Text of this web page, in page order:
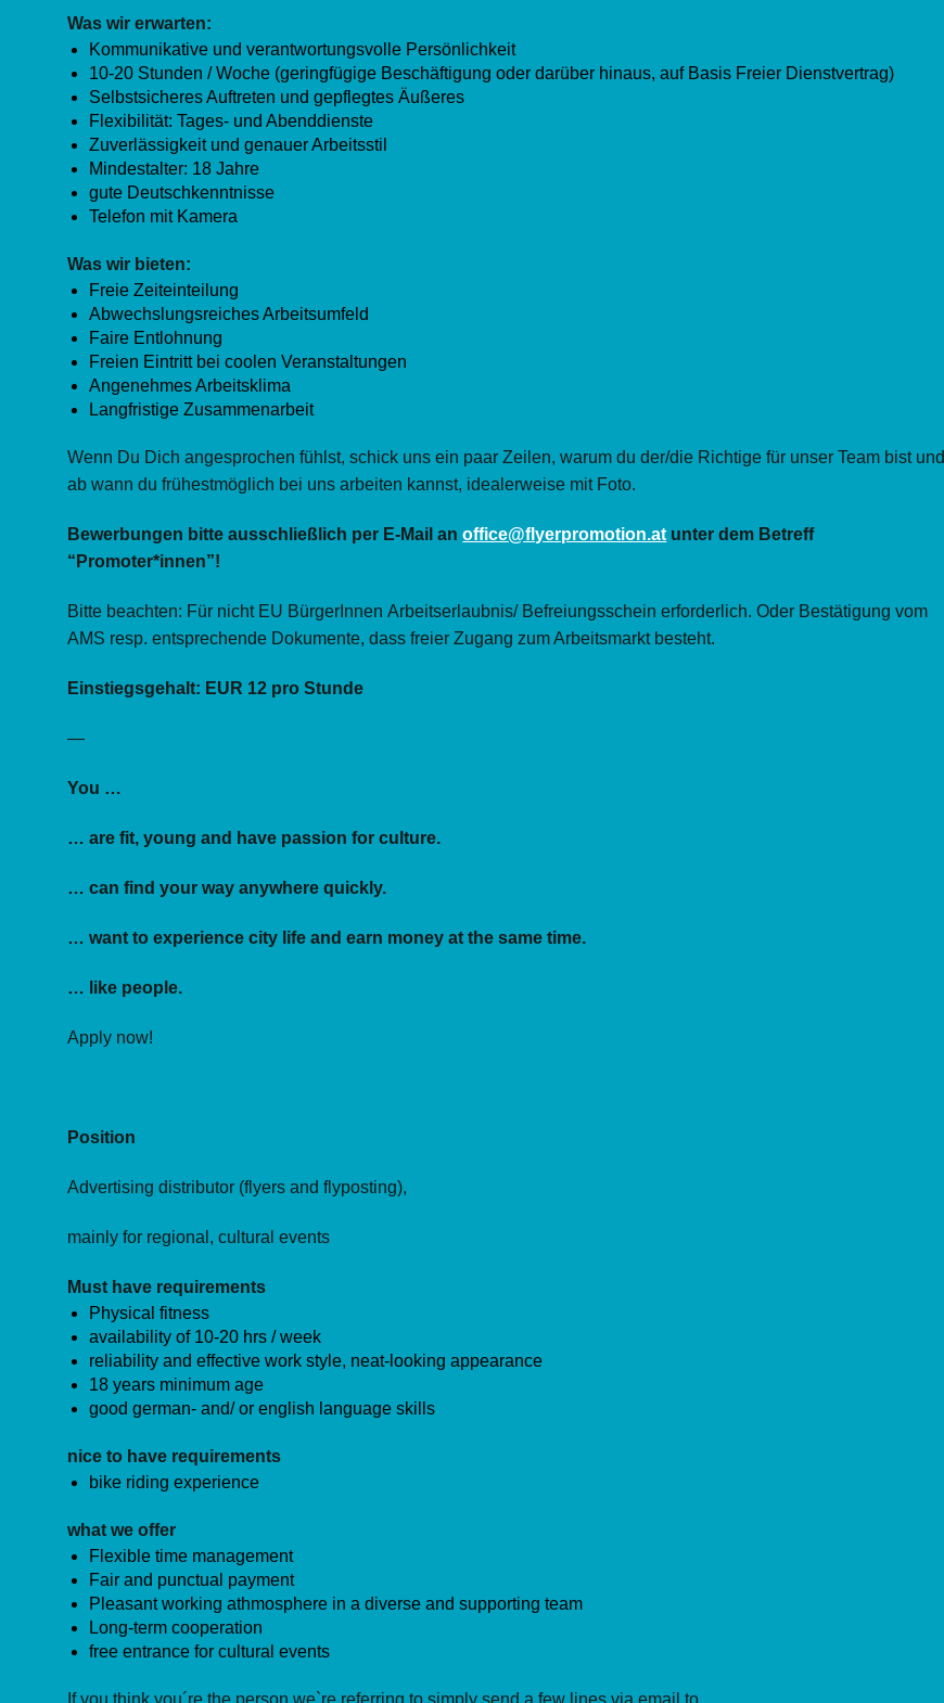
Was wir erwarten:
Kommunikative und verantwortungsvolle Persönlichkeit
10-20 Stunden / Woche (geringfügige Beschäftigung oder darüber hinaus, auf Basis Freier Dienstvertrag)
Selbstsicheres Auftreten und gepflegtes Äußeres
Flexibilität: Tages- und Abenddienste
Zuverlässigkeit und genauer Arbeitsstil
Mindestalter: 18 Jahre
gute Deutschkenntnisse
Telefon mit Kamera
Was wir bieten:
Freie Zeiteinteilung
Abwechslungsreiches Arbeitsumfeld
Faire Entlohnung
Freien Eintritt bei coolen Veranstaltungen
Angenehmes Arbeitsklima
Langfristige Zusammenarbeit
Wenn Du Dich angesprochen fühlst, schick uns ein paar Zeilen, warum du der/die Richtige für unser Team bist und
ab wann du frühestmöglich bei uns arbeiten kannst, idealerweise mit Foto.
Bewerbungen bitte ausschließlich per E-Mail anoffice@flyerpromotion.at unter dem Betreff
“Promoter*innen”!
Bitte beachten: Für nicht EU BürgerInnen Arbeitserlaubnis/ Befreiungsschein erforderlich. Oder Bestätigung vom
AMS resp. entsprechende Dokumente, dass freier Zugang zum Arbeitsmarkt besteht.
Einstiegsgehalt: EUR 12 pro Stunde
—
You …
… are fit, young and have passion for culture.
… can find your way anywhere quickly.
… want to experience city life and earn money at the same time.
… like people.
Apply now!
Position
Advertising distributor (flyers and flyposting),
mainly for regional, cultural events
Must have requirements
Physical fitness
availability of 10-20 hrs / week
reliability and effective work style, neat-looking appearance
18 years minimum age
good german- and/ or english language skills
nice to have requirements
bike riding experience
what we offer
Flexible time management
Fair and punctual payment
Pleasant working athmosphere in a diverse and supporting team
Long-term cooperation
free entrance for cultural events
If you think you´re the person we`re referring to simply send a few lines via email to